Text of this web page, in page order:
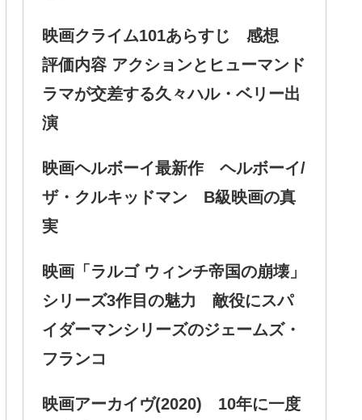
映画クライム101あらすじ 感想
評価内容 アクションとヒューマンド
ラマが交差する久々ハル・ベリー出
演
映画ヘルボーイ最新作 ヘルボーイ/
ザ・クルキッドマン B級映画の真
実
映画「ラルゴ ウィンチ帝国の崩壊」
シリーズ3作目の魅力 敵役にスパ
イダーマンシリーズのジェームズ・
フランコ
映画アーカイヴ(2020) 10年に一度